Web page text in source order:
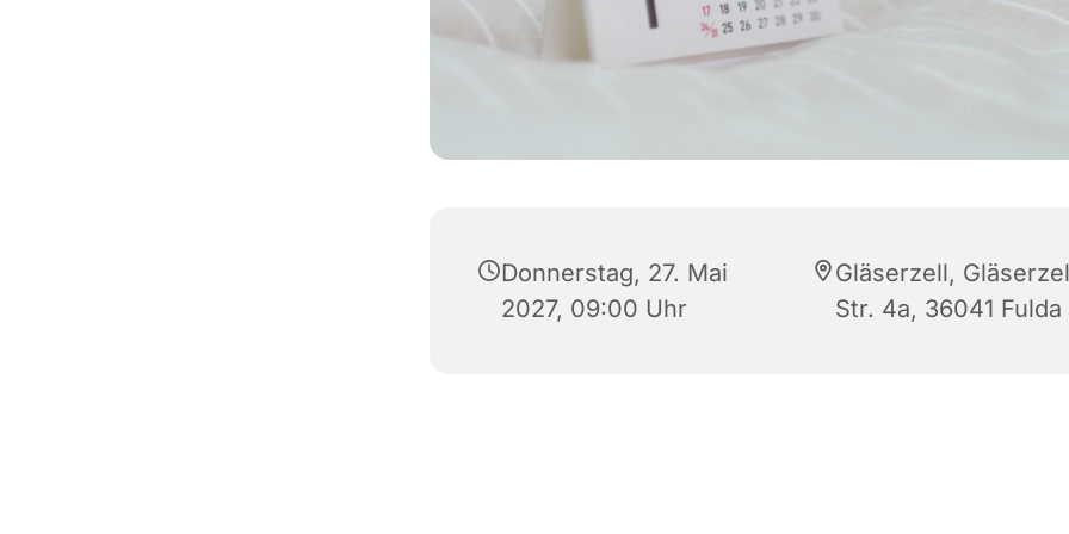
Donnerstag, 27. Mai
2027, 09:00 Uhr
Gläserzell,
Str. 4a, 36041 Fulda